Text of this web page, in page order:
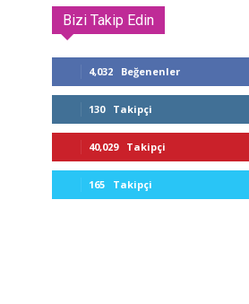
Bizi Takip Edin
4,032 Beğenenler
130 Takipçi
40,029 Takipçi
165 Takipçi